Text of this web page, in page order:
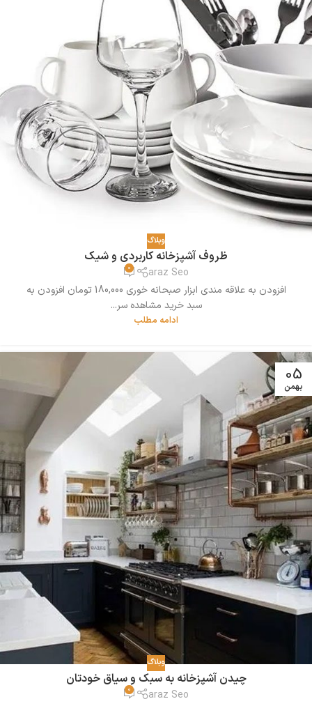
وبلاگ
ظروف آشپزخانه کاربردی و شیک
araz Seo
0
افزودن به علاقه مندی ابزار صبحانه خوری 180,000 تومان افزودن به
سبد خرید مشاهده سر...
ادامه مطلب
05
بهمن
وبلاگ
چیدن آشپزخانه به سبک و سیاق خودتان
araz Seo
0